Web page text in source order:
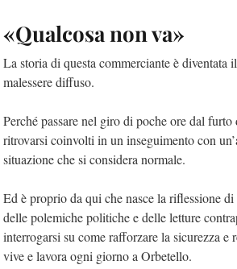
«Qualcosa non va»
La storia di questa commerciante è diventata
malessere diffuso.
Perché passare nel giro di poche ore dal
ritrovarsi coinvolti in un inseguimento con
situazione che si considera normale.
Ed è proprio da qui che nasce la riflessione
delle polemiche politiche e delle letture
interrogarsi su come rafforzare la sicurezza e
vive e lavora ogni giorno a Orbetello.